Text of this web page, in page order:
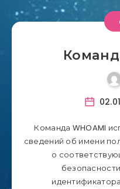
Команда WHOAMI
сведений об имени
о